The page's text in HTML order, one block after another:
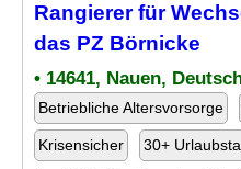
Rangiererfür
das PZ Börnicke
• 14641, Nauen,
Betriebliche Altersvorsorge
Krisensicher 30+